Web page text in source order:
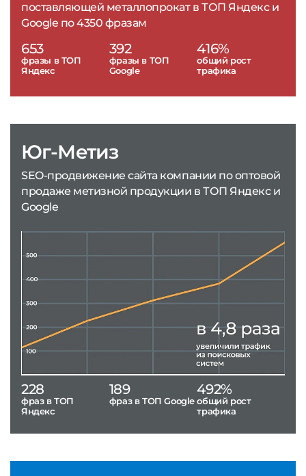
поставляющей металлопрокат в ТОП Яндекс и
Google по 4350 фразам
653
фразы в ТОП
Яндекс
392
фразы в ТОП
Google
416%
общий рост
трафика
Юг-Метиз
SEO-продвижение сайта компании по оптовой
продаже метизной продукции в ТОП Яндекс и
Google
228
фраз в ТОП
Яндекс
189
фраз в ТОП Google
492%
общий рост
трафика